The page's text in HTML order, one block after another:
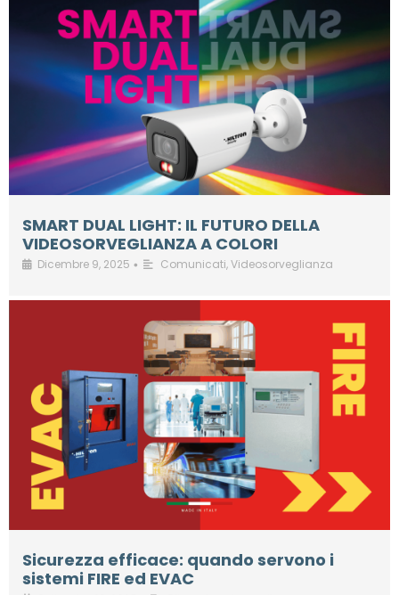
SMART DUAL LIGHT: IL FUTURO DELLA
VIDEOSORVEGLIANZA A COLORI
Dicembre 9, 2025 • Comunicati,Videosorveglianza
Sicurezza efficace: quando servono i
sistemi FIRE ed EVAC